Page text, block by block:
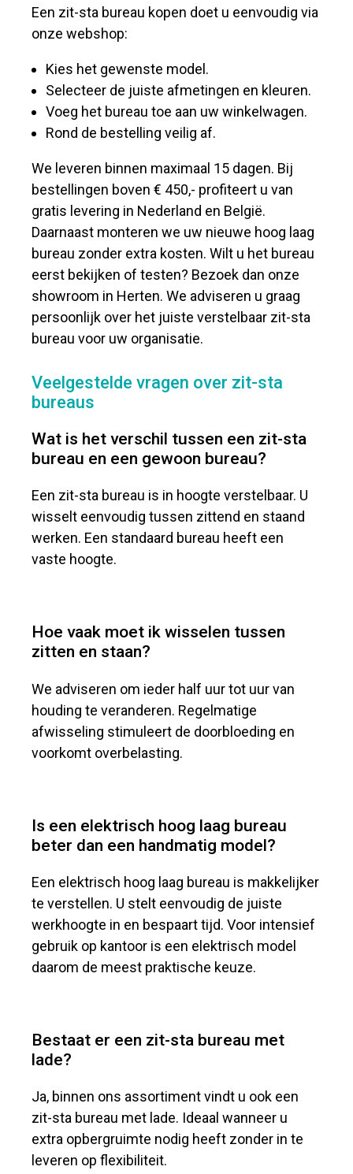
Een zit-sta bureau kopen doet u eenvoudig via
onze webshop:
Kies het gewenste model.
Selecteer de juiste afmetingen en kleuren.
Voeg het bureau toe aan uw winkelwagen.
Rond de bestelling veilig af.
We leveren binnen maximaal 15 dagen. Bij
bestellingen boven € 450,- profiteert u van
gratis levering in Nederland en België.
Daarnaast monteren we uw nieuwe hoog laag
bureau zonder extra kosten. Wilt u het bureau
eerst bekijken of testen? Bezoek dan onze
showroom in Herten. We adviseren u graag
persoonlijk over het juiste verstelbaar zit-sta
bureau voor uw organisatie.
Veelgestelde vragen over zit-sta
bureaus
Wat is het verschil tussen een zit-sta
bureau en een gewoon bureau?
Een zit-sta bureau is in hoogte verstelbaar. U
wisselt eenvoudig tussen zittend en staand
werken. Een standaard bureau heeft een
vaste hoogte.
Hoe vaak moet ik wisselen tussen
zitten en staan?
We adviseren om ieder half uur tot uur van
houding te veranderen. Regelmatige
afwisseling stimuleert de doorbloeding en
voorkomt overbelasting.
Is een elektrisch hoog laag bureau
beter dan een handmatig model?
Een elektrisch hoog laag bureau is makkelijker
te verstellen. U stelt eenvoudig de juiste
werkhoogte in en bespaart tijd. Voor intensief
gebruik op kantoor is een elektrisch model
daarom de meest praktische keuze.
Bestaat er een zit-sta bureau met
lade?
Ja, binnen ons assortiment vindt u ook een
zit-sta bureau met lade. Ideaal wanneer u
extra opbergruimte nodig heeft zonder in te
leveren op flexibiliteit.